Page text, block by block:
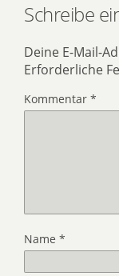
Schreibe
Deine E-Mail-
Erforderliche
Kommentar *
Name *